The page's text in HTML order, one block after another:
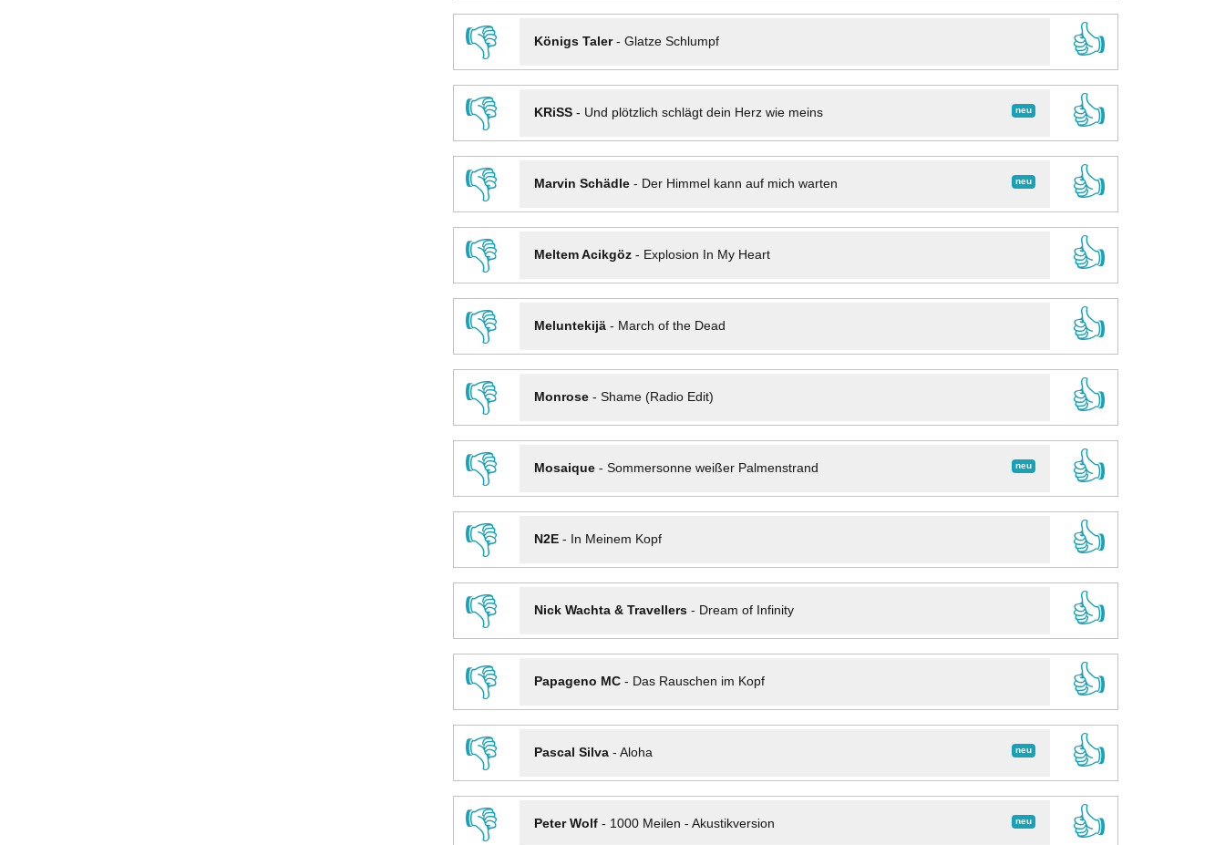
👎
Königs Taler- Glatze Schlumpf
👍
👎
neu
KRiSS- Und plötzlich schlägt dein Herz wie meins
👍
👎
neu
Marvin Schädle- Der Himmel kann auf mich warten
👍
👎
Meltem Acikgöz- Explosion In My Heart
👍
👎
Meluntekijä- March of the Dead
👍
👎
Monrose- Shame (Radio Edit)
👍
👎
neu
Mosaique- Sommersonne weißer Palmenstrand
👍
👎
N2E- In Meinem Kopf
👍
👎
Nick Wachta & Travellers- Dream of Infinity
👍
👎
Papageno MC- Das Rauschen im Kopf
👍
👎
neu
Pascal Silva- Aloha
👍
👎
neu
Peter Wolf- 1000 Meilen - Akustikversion
👍